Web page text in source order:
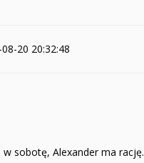
20 20:32:48
w sobotę, Alexander ma rację.